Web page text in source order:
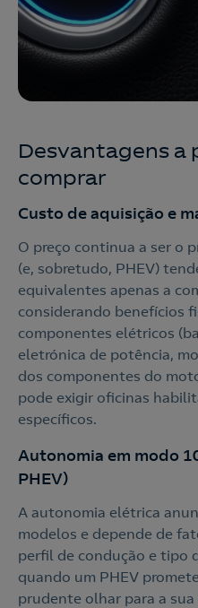
Desvantagens a
comprar
Custo de aquisição e
O preço continua a ser o
(e, sobretudo, PHEV)
equivalentes apenas a
considerando benefícios
componentes elétricos
eletrónica de potência,
dos componentes do
pode exigir oficinas
específicos.
Autonomia em modo
PHEV)
A autonomia elétrica
modelos e depende de
perfil de condução e tipo
quando um PHEV
prudente olhar para a